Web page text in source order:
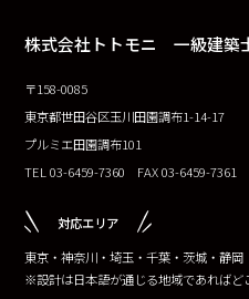
株式会社トトモニ 一級建築
〒158-0085
東京都世田谷区玉川田園調布1-14-17
プルミエ田園調布101
TEL 03-6459-7360 FAX 03-6459-7361
対応エリア
東京・神奈川・埼玉・千葉・茨城・静岡
※設計は日本語が通じる地域であればど